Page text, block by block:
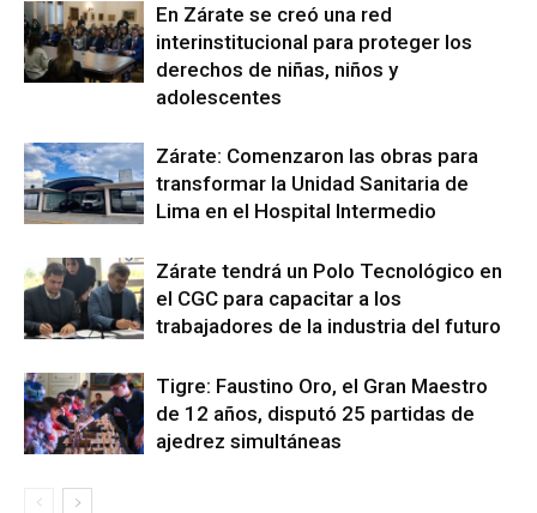
En Zárate se creó una red
interinstitucional para proteger los
derechos de niñas, niños y
adolescentes
Zárate: Comenzaron las obras para
transformar la Unidad Sanitaria de
Lima en el Hospital Intermedio
Zárate tendrá un Polo Tecnológico en
el CGC para capacitar a los
trabajadores de la industria del futuro
Tigre: Faustino Oro, el Gran Maestro
de 12 años, disputó 25 partidas de
ajedrez simultáneas